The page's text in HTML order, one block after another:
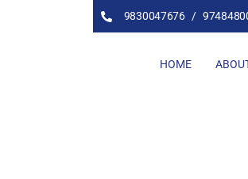
9830047676 /
HOME